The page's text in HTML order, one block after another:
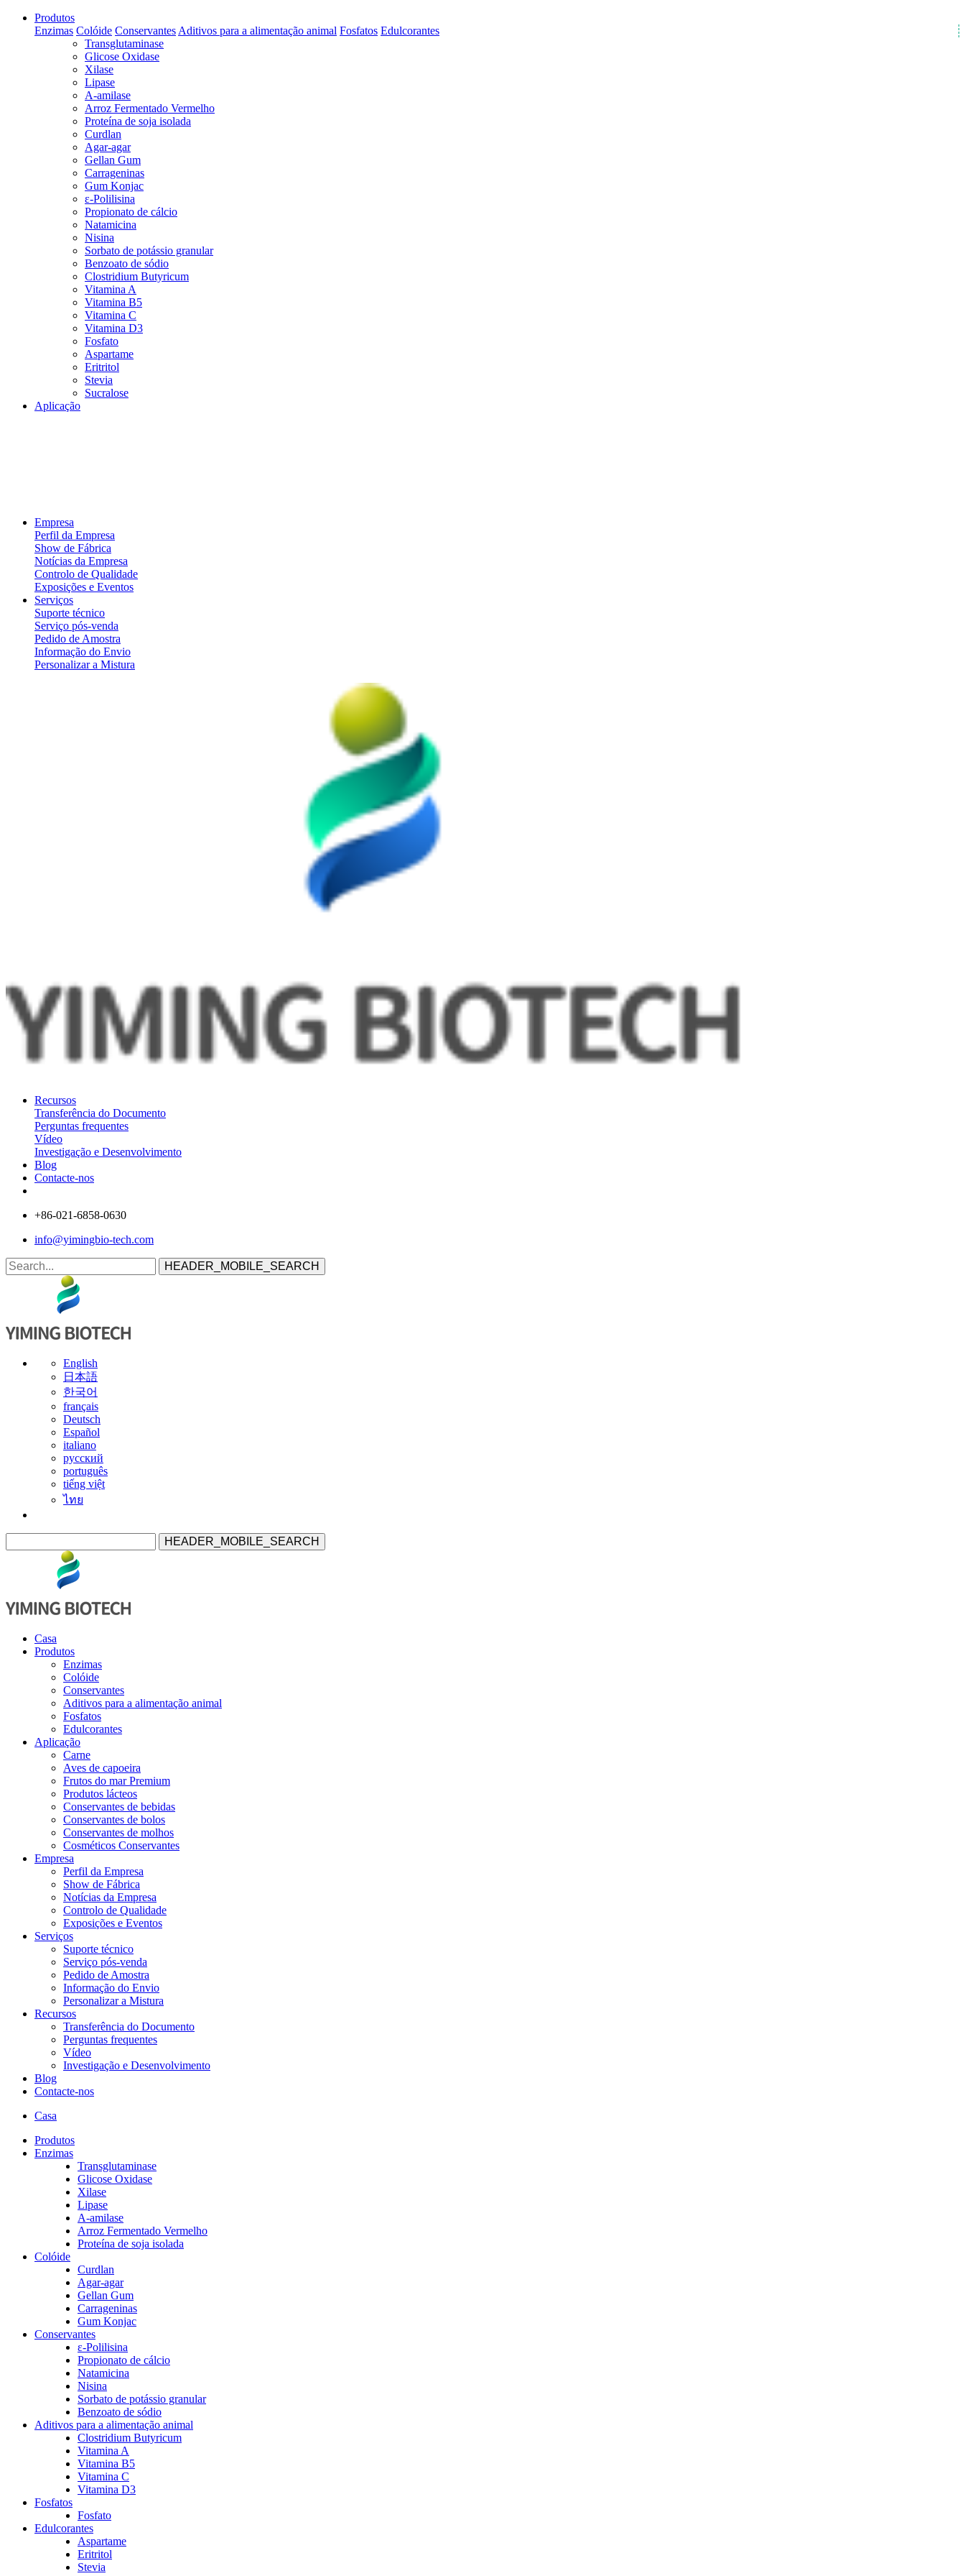
Produtos
Enzimas Colóide Conservantes Aditivos para a alimentação animal Fosfatos Edulcorantes
Transglutaminase
Glicose Oxidase
Xilase
Lipase
A-amilase
Arroz Fermentado Vermelho
Proteína de soja isolada
Curdlan
Agar-agar
Gellan Gum
Carrageninas
Gum Konjac
ε-Polilisina
Propionato de cálcio
Natamicina
Nisina
Sorbato de potássio granular
Benzoato de sódio
Clostridium Butyricum
Vitamina A
Vitamina B5
Vitamina C
Vitamina D3
Fosfato
Aspartame
Eritritol
Stevia
Sucralose
Aplicação
Empresa
Perfil da Empresa
Show de Fábrica
Notícias da Empresa
Controlo de Qualidade
Exposições e Eventos
Serviços
Suporte técnico
Serviço pós-venda
Pedido de Amostra
Informação do Envio
Personalizar a Mistura
Recursos
Transferência do Documento
Perguntas frequentes
Vídeo
Investigação e Desenvolvimento
Blog
Contacte-nos
+86-021-6858-0630
info@yimingbio-tech.com
HEADER_MOBILE_SEARCH
English
日本語
한국어
français
Deutsch
Español
italiano
русский
português
tiếng việt
ไทย
HEADER_MOBILE_SEARCH
Casa
Produtos
Enzimas
Colóide
Conservantes
Aditivos para a alimentação animal
Fosfatos
Edulcorantes
Aplicação
Carne
Aves de capoeira
Frutos do mar Premium
Produtos lácteos
Conservantes de bebidas
Conservantes de bolos
Conservantes de molhos
Cosméticos Conservantes
Empresa
Perfil da Empresa
Show de Fábrica
Notícias da Empresa
Controlo de Qualidade
Exposições e Eventos
Serviços
Suporte técnico
Serviço pós-venda
Pedido de Amostra
Informação do Envio
Personalizar a Mistura
Recursos
Transferência do Documento
Perguntas frequentes
Vídeo
Investigação e Desenvolvimento
Blog
Contacte-nos
Casa
Produtos
Enzimas
Transglutaminase
Glicose Oxidase
Xilase
Lipase
A-amilase
Arroz Fermentado Vermelho
Proteína de soja isolada
Colóide
Curdlan
Agar-agar
Gellan Gum
Carrageninas
Gum Konjac
Conservantes
ε-Polilisina
Propionato de cálcio
Natamicina
Nisina
Sorbato de potássio granular
Benzoato de sódio
Aditivos para a alimentação animal
Clostridium Butyricum
Vitamina A
Vitamina B5
Vitamina C
Vitamina D3
Fosfatos
Fosfato
Edulcorantes
Aspartame
Eritritol
Stevia